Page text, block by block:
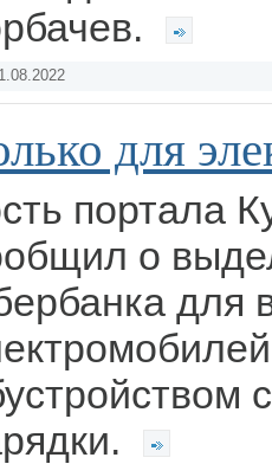
для
портала
о
для